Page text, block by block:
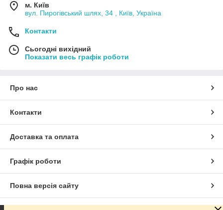
м. Київ
вул. Пирогівський шлях, 34 , Київ, Україна
Контакти
Сьогодні вихідний
Показати весь графік роботи
Про нас
Контакти
Доставка та оплата
Графік роботи
Повна версія сайту